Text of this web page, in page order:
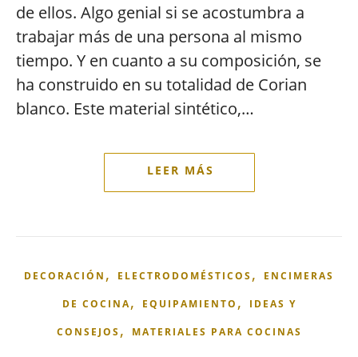
de ellos. Algo genial si se acostumbra a
trabajar más de una persona al mismo
tiempo. Y en cuanto a su composición, se
ha construido en su totalidad de Corian
blanco. Este material sintético,…
DECORACIÓN , ELECTRODOMÉSTICOS, ENCIMERAS
DE COCINA, EQUIPAMIENTO , IDEAS Y
CONSEJOS, MATERIALES PARA COCINAS